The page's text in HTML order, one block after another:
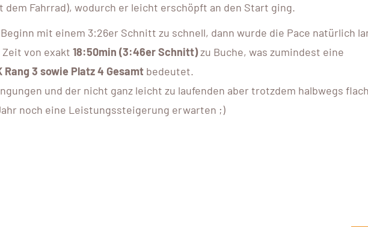
Fahrrad), wodurch er leicht erschöpft an den Start ging.
mit einem 3:26er Schnitt zu schnell, dann wurde die Pace natürlich
von exakt 18:50min (3:46er Schnitt)zu Buche, was zumindest eine
Rang 3 sowie Platz 4 Gesamt bedeutet.
und der nicht ganz leicht zu laufenden aber trotzdem halbwegs
noch eine Leistungssteigerung erwarten ;)